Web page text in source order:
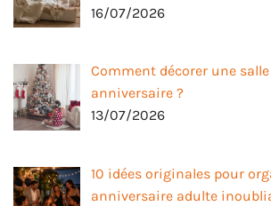
16/07/2026
Comment décorer une
anniversaire ?
13/07/2026
10 idées originales pour
anniversaire adulte